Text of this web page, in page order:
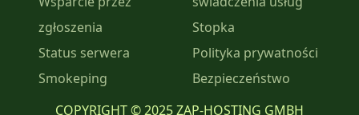
zgłoszenia
Status serwera
Smokeping
Stopka
Polityka prywatności
Bezpieczeństwo
COPYRIGHT © 2025 ZAP-HOSTING GMBH